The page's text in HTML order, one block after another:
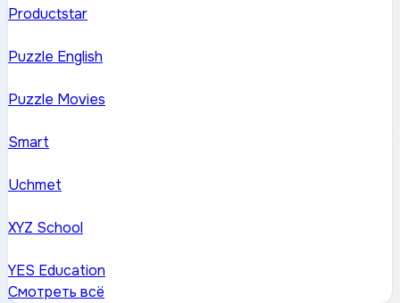
Productstar
Puzzle English
Puzzle Movies
Smart
Uchmet
XYZ School
YES Education
Смотреть всё